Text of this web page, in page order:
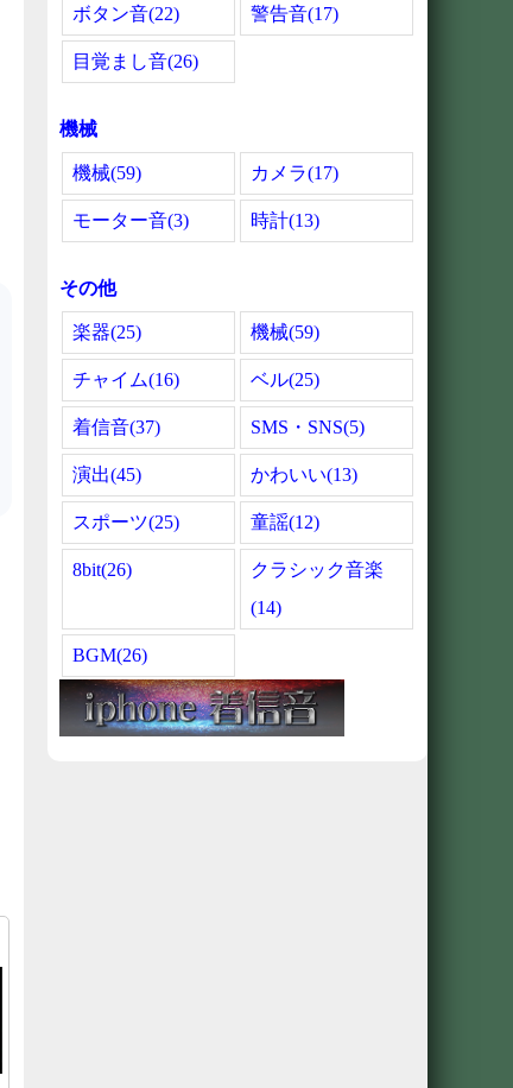
ボタン音(22) 警告音(17)
目覚まし音(26)
機械
機械(59) カメラ(17)
モーター音(3) 時計(13)
その他
楽器(25) 機械(59)
チャイム(16) ベル(25)
着信音(37) SMS・SNS(5)
演出(45) かわいい(13)
スポーツ(25) 童謡(12)
8bit(26)
クラシック音楽
(14)
BGM(26)